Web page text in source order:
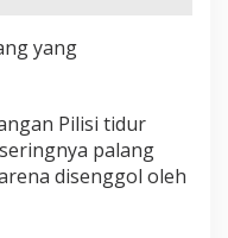
yang
Pilisi tidur
palang
disenggol oleh